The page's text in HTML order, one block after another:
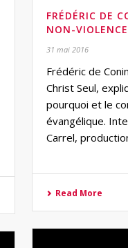
FRÉDÉRIC DE
NON-
31 mai 2016
Frédéric de
Christ Seul,
pourquoi et le
évangélique.
Carrel,
Read More